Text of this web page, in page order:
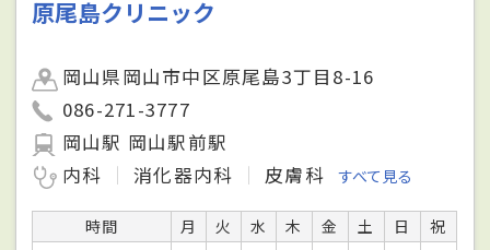
原尾島クリニック
岡山県岡山市中区原尾島3丁目8-16
086-271-3777
岡山駅 岡山駅前駅
内科
消化器内科 皮膚科 すべて見る
時間 月 火 水 木 金 土 日
祝